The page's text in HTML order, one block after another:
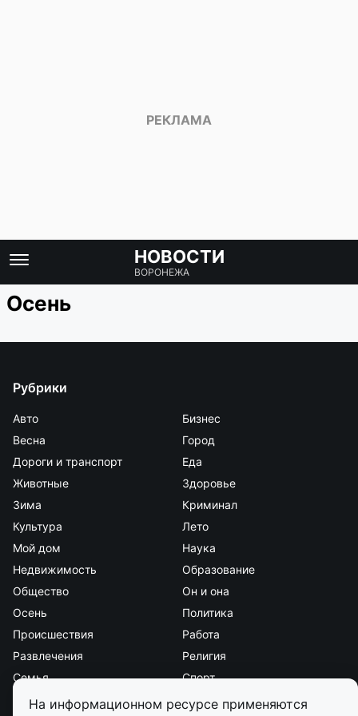
На информационном ресурсе применяются
НОВОСТИ
ВОРОНЕЖА
Осень
Рубрики
Авто
Бизнес
Весна
Город
Дороги и транспорт
Еда
Животные
Здоровье
Зима
Криминал
Культура
Лето
Мой дом
Наука
Недвижимость
Образование
Общество
Он и она
Осень
Политика
Происшествия
Работа
Развлечения
Религия
Семья
Спорт
Стиль и красота
Страна и мир